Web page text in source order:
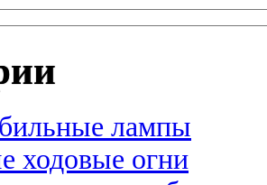
лампы
ходовые огни